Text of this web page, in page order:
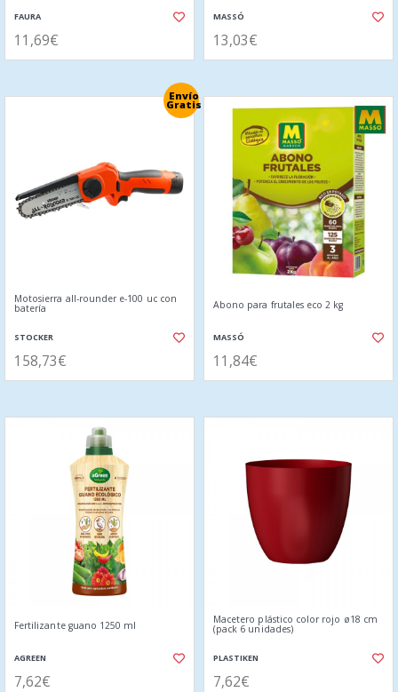
FAURA
11,69€
MASSÓ
13,03€
Envío
Gratis
Motosierra all-rounder e-100 uc con
batería
STOCKER
158,73€
Abono para frutales eco 2 kg
MASSÓ
11,84€
Fertilizante guano 1250 ml
AGREEN
7,62€
Macetero plástico color rojo ø18 cm
(pack 6 unidades)
PLASTIKEN
7,62€